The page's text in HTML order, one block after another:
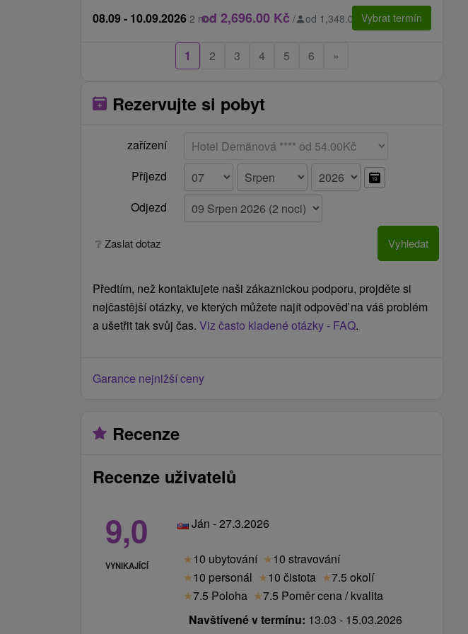
08.09 - 10.09.2026 2 noci
od 2,696.00 Kč / od 1,348.00 KčVybrat termín
1 2 3 4 5 6 »
Rezervujte si pobyt
zařízení
Příjezd
Odjezd
❔ Zaslat dotaz Vyhledat
Předtím, než kontaktujete naši zákaznickou podporu, projděte si
nejčastější otázky, ve kterých můžete najít odpověď na váš problém
a ušetřit tak svůj čas. Viz často kladené otázky - FAQ.
Garance nejnižší ceny
Recenze
Recenze uživatelů
9,0
VYNIKAJÍCÍ
Ján - 27.3.2026
★10 ubytování ★10 stravování
★10 personál ★10 čistota ★7.5 okolí
★7.5 Poloha ★7.5 Poměr cena / kvalita
Navštívené v termínu: 13.03 - 15.03.2026